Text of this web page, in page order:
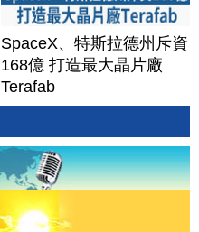
SpaceX、特斯拉德州斥資
168億 打造最大晶片廠
Terafab